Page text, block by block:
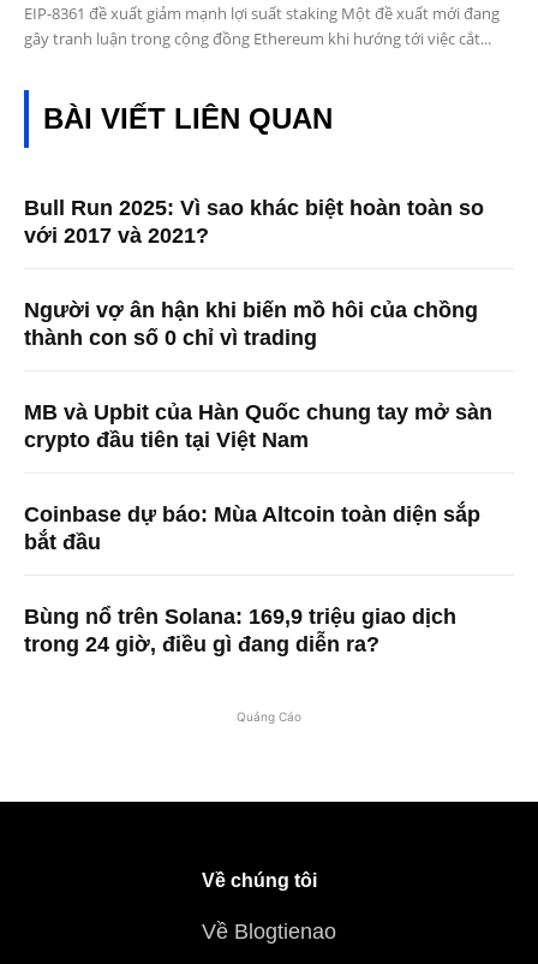
EIP-8361 đề xuất giảm mạnh lợi suất staking Một đề xuất mới đang
gây tranh luận trong cộng đồng Ethereum khi hướng tới việc cắt...
BÀI VIẾT LIÊN QUAN
Bull Run 2025: Vì sao khác biệt hoàn toàn so
với 2017 và 2021?
Người vợ ân hận khi biến mồ hôi của chồng
thành con số 0 chỉ vì trading
MB và Upbit của Hàn Quốc chung tay mở sàn
crypto đầu tiên tại Việt Nam
Coinbase dự báo: Mùa Altcoin toàn diện sắp
bắt đầu
Bùng nổ trên Solana: 169,9 triệu giao dịch
trong 24 giờ, điều gì đang diễn ra?
Quảng Cáo
Về chúng tôi
Về Blogtienao